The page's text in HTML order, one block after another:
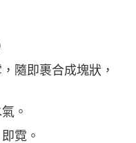
隨即裹合成塊狀，
。
霓。